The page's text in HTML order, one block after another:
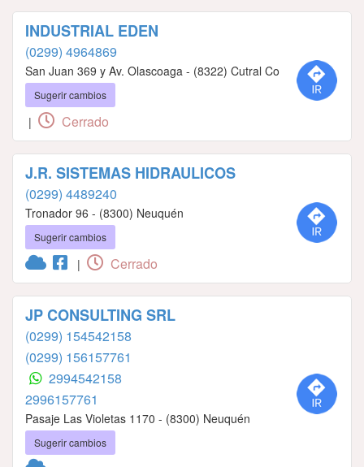
INDUSTRIAL EDEN
(0299) 4964869
San Juan 369 y Av. Olascoaga - (8322) Cutral Co
Sugerir cambios
| Cerrado
J.R. SISTEMAS HIDRAULICOS
(0299) 4489240
Tronador 96 - (8300) Neuquén
Sugerir cambios
| Cerrado
JP CONSULTING SRL
(0299) 154542158
(0299) 156157761
2994542158
2996157761
Pasaje Las Violetas 1170 - (8300) Neuquén
Sugerir cambios